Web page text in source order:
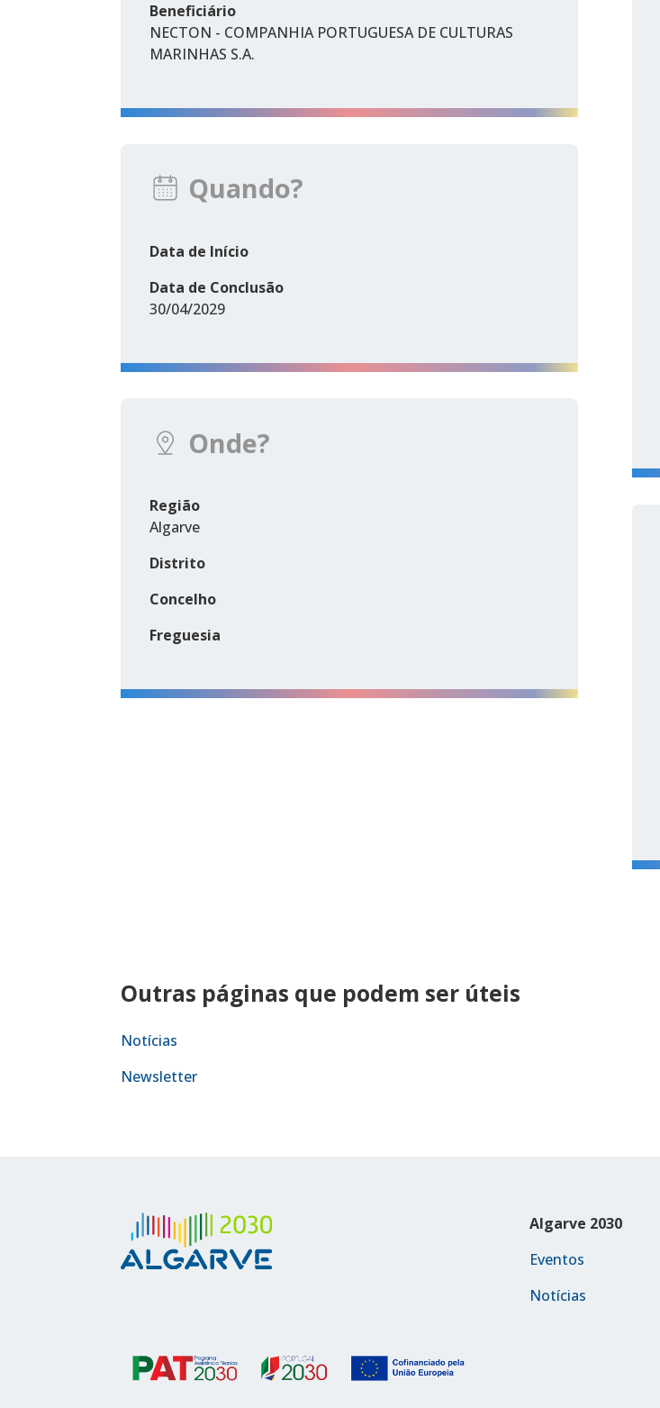
Beneficiário
NECTON - COMPANHIA PORTUGUESA DE CULTURAS
MARINHAS S.A.
Quando?
Data de Início
Data de Conclusão
30/04/2029
Onde?
Região
Algarve
Distrito
Concelho
Freguesia
Outras páginas que podem ser úteis
Notícias
Newsletter
Algarve 2030
Eventos
Notícias